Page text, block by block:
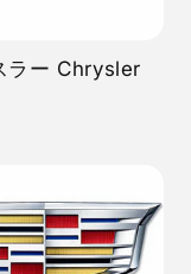
ラー Chrysler